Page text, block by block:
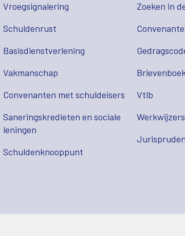
Vroegsignalering
Schuldenrust
Basisdienstverlening
Vakmanschap
Convenanten met schuldeisers
Saneringskredieten en sociale
leningen
Schuldenknooppunt
Zoeken in
Vtlb
Werkwijzers